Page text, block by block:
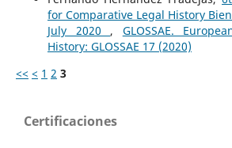
for Comparative Legal History
July 2020 , GLOSSAE.
History: GLOSSAE 17 (2020)
<< < 1 2 3
Certificaciones